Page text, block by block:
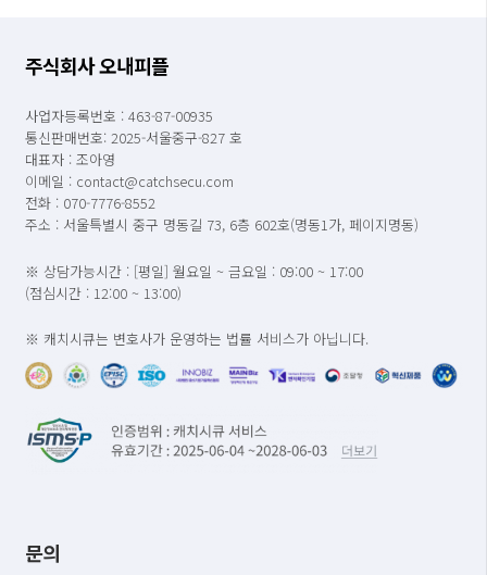
주식회사 오내피플
사업자등록번호 : 463-87-00935
통신판매번호: 2025-서울중구-827 호
대표자 : 조아영
이메일 : contact@catchsecu.com
전화 : 070-7776-8552
주소 : 서울특별시 중구 명동길 73, 6층 602호(명동1가, 페이지명동)
※ 상담가능시간 : [평일] 월요일 ~ 금요일 : 09:00 ~ 17:00
(점심시간 : 12:00 ~ 13:00)
※ 캐치시큐는 변호사가 운영하는 법률 서비스가 아닙니다.
문의